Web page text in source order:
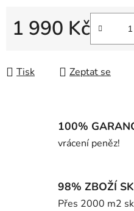
1 990 Kč
Tisk Zeptat se
100%
vrácení peněz!
98% ZBOŽÍ
Přes 2000 m2